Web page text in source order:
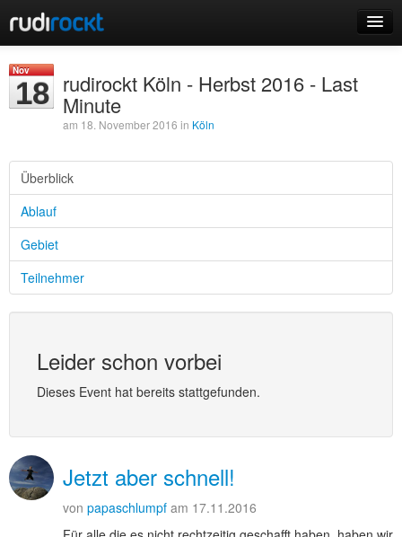
Events
Login
Registrieren
Nov
18 rudirockt Köln - Herbst 2016 - Last
Minute
am 18. November 2016 in Köln
Überblick
Ablauf
Gebiet
Teilnehmer
Leider schon vorbei
Dieses Event hat bereits stattgefunden.
Jetzt aber schnell!
von papaschlumpf am 17.11.2016